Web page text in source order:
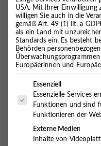
und interdisziplinäre
Erzieher*innen.
Das Wort Logopädie
„Sprecherziehung“ und
Fachdisziplin, welche
Stimm-, oder
kann sowohl präventiv
beschäftigt sich aber
Therapie und
Timmermann und
tätig:
USA. Mit Ihrer Einwilligung
willigen Sie auch in die
gemäß Art. 49 (1) lit. a
als ein Land mit
Standards ein. Es besteht
Behörden
Europäerinnen und
Es folgt eine Liste der
Essenziell
Essenzielle Services
Funktionen und sind
Funktionieren der
Externe Medien
Inhalte von